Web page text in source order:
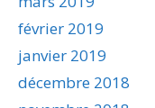
février 2019
janvier 2019
décembre 2018